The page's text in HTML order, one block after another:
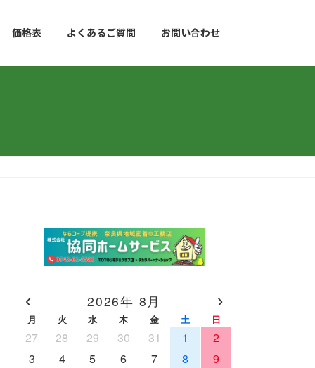
価格表 よくあるご質問 お問い合わせ
‹ 2026年 8月 ›
月 火 水 木 金 土 日
27 28 29 30 31 1
2
3
4 5 6 7 8
9